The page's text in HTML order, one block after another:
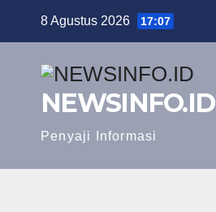
8 Agustus 2026 17:07
NEWSINFO.ID
Penyaji Informasi